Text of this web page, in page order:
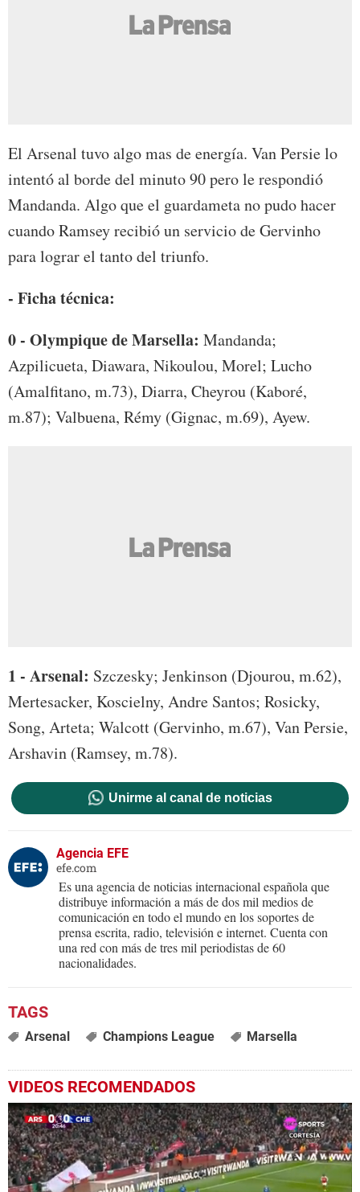
El Arsenal tuvo algo mas de energía. Van Persie lo
intentó al borde del minuto 90 pero le respondió
Mandanda. Algo que el guardameta no pudo hacer
cuando Ramsey recibió un servicio de Gervinho
para lograr el tanto del triunfo.
- Ficha técnica:
0 - Olympique de Marsella: Mandanda;
Azpilicueta, Diawara, Nikoulou, Morel; Lucho
(Amalfitano, m.73), Diarra, Cheyrou (Kaboré,
m.87); Valbuena, Rémy (Gignac, m.69), Ayew.
1 - Arsenal: Szczesky; Jenkinson (Djourou, m.62),
Mertesacker, Koscielny, Andre Santos; Rosicky,
Song, Arteta; Walcott (Gervinho, m.67), Van Persie,
Arshavin (Ramsey, m.78).
Unirme al canal de noticias
Agencia EFE
efe.com
Es una agencia de noticias internacional española que
distribuye información a más de dos mil medios de
comunicación en todo el mundo en los soportes de
prensa escrita, radio, televisión e internet. Cuenta con
una red con más de tres mil periodistas de 60
nacionalidades.
Arsenal Champions League Marsella
VIDEOS RECOMENDADOS